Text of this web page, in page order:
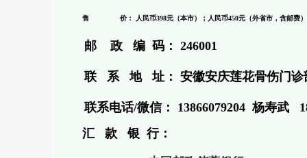
售 价： 人民币398元（本市）；人民币450元（外省市，含邮费）
邮 政 编 码： 246001
联 系 地 址： 安徽安庆莲花骨伤门诊
联系电话/微信： 13866079204 杨寿武
汇 款 银 行：